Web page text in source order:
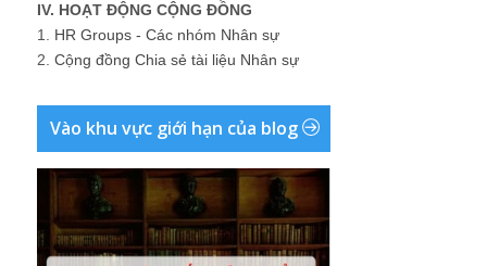
IV. HOẠT ĐỘNG CỘNG ĐỒNG
1. HR Groups - Các nhóm Nhân sự
2. Cộng đồng Chia sẻ tài liệu Nhân sự
Vào khu vực giới hạn của blog